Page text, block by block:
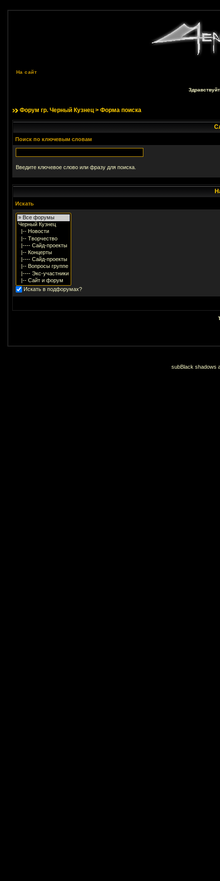
На сайт
Форум гр. Черный Кузнец> Форма поиска
Поиск по ключевым словам
Введите ключевое слово или фразу для поиска.
Искать
Искать в подфорумах?
subBlack shadows